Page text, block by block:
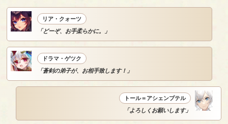
リア・クォーツ
「どーぞ、お手柔らかに。」
ドラマ・ゲツク
「蒼剣の弟子が、お相手致します！」
トール＝アシェンプテル
「よろしくお願いします」